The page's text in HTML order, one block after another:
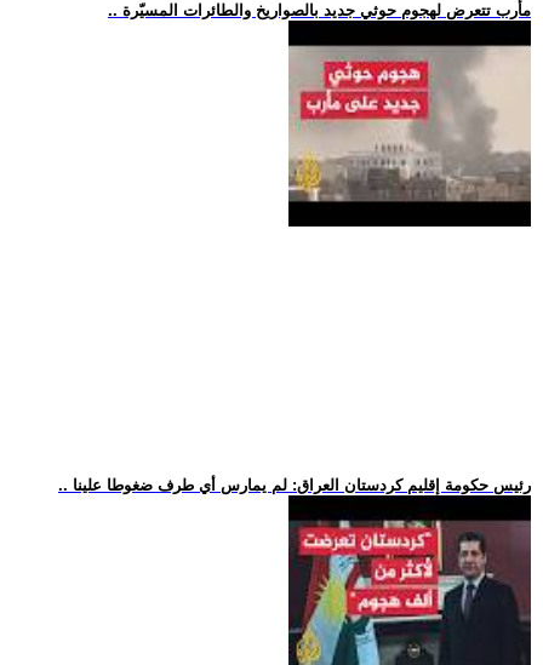
.. مأرب تتعرض لهجوم حوثي جديد بالصواريخ والطائرات المسيّرة
.. رئيس حكومة إقليم كردستان العراق: لم يمارس أي طرف ضغوطا علينا